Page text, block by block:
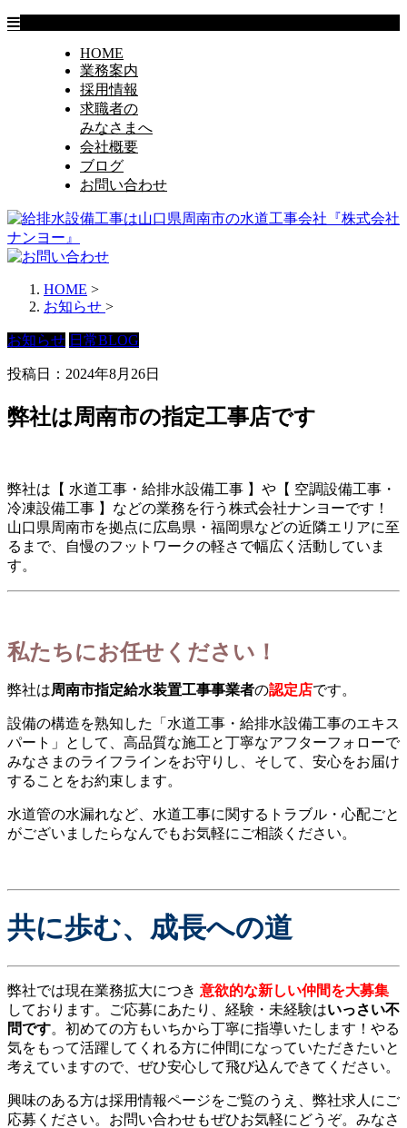
HOME
業務案内
採用情報
求職者の
みなさまへ
会社概要
ブログ
お問い合わせ
HOME >
お知らせ >
お知らせ 日常BLOG
投稿日：2024年8月26日
弊社は周南市の指定工事店です
弊社は【 水道工事・給排水設備工事 】や【 空調設備工事・
冷凍設備工事 】などの業務を行う株式会社ナンヨーです！
山口県周南市を拠点に広島県・福岡県などの近隣エリアに至
るまで、自慢のフットワークの軽さで幅広く活動していま
す。
私たちにお任せください！
弊社は周南市指定給水装置工事事業者の認定店です。
設備の構造を熟知した「水道工事・給排水設備工事のエキス
パート」として、高品質な施工と丁寧なアフターフォローで
みなさまのライフラインをお守りし、そして、安心をお届け
することをお約束します。
水道管の水漏れなど、水道工事に関するトラブル・心配ごと
がございましたらなんでもお気軽にご相談ください。
共に歩む、成長への道
弊社では現在業務拡大につき 意欲的な新しい仲間を大募集
しております。
ご応募にあたり、経験・未経験はいっさい不
問です。初めての方もいちから丁寧に指導いたします！やる
気をもって活躍してくれる方に仲間になっていただきたいと
考えていますので、ぜひ安心して飛び込んできてください。
興味のある方は採用情報ページをご覧のうえ、弊社求人にご
応募ください。お問い合わせもぜひお気軽にどうぞ。みなさ